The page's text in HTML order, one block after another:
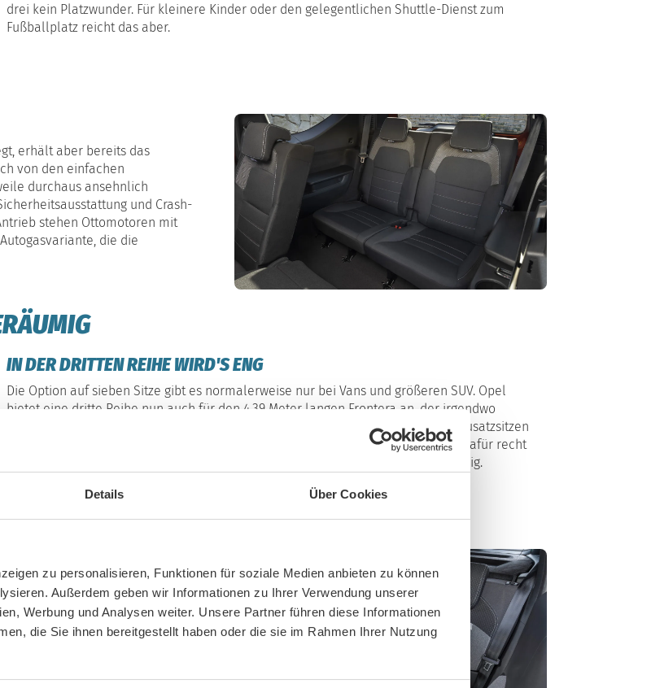
Details Über Cookies
zu personalisieren, Funktionen für soziale Medien anbieten zu können
Außerdem geben wir Informationen zu Ihrer Verwendung unserer
Werbung und Analysen weiter. Unsere Partner führen diese Informationen
die Sie ihnen bereitgestellt haben oder die sie im Rahmen Ihrer Nutzung
drei kein Platzwunder. Für kleinere Kinder oder den gelegentlichen Shuttle-Dienst zum
Fußballplatz reicht das aber.
erhält aber bereits das
von den einfachen
durchaus ansehnlich
und Crash-
stehen Ottomotoren mit
die die
IN DER DRITTEN REIHE WIRD'S ENG
Die Option auf sieben Sitze gibt es normalerweise nur bei Vans und größeren SUV. Opel
bietet eine dritte Reihe nun auch für den 4,39 Meter langen Frontera an, der irgendwo
zwischen Kleinwagen- und Kompaktklasse positioniert ist. Dass es sich bei den Zusatzsitzen
eher um Notoptionen handelt, ist da klar. Auf den fünf anderen Plätzen geht es dafür recht
luftig zu. Der Kofferraum ist bei weggeklappter dritter Reihe zudem geradezu riesig.
nicht über die insgesamt eher
Reduzierung auf das
den durchaus spritzigen
Antrieb des Fünfsitzers gibt es